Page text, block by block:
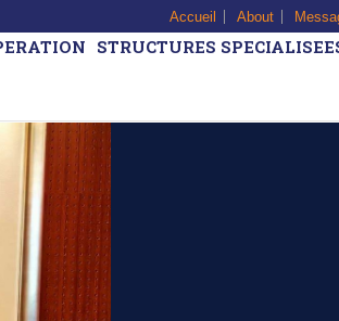
Accueil About
STRUCTURES